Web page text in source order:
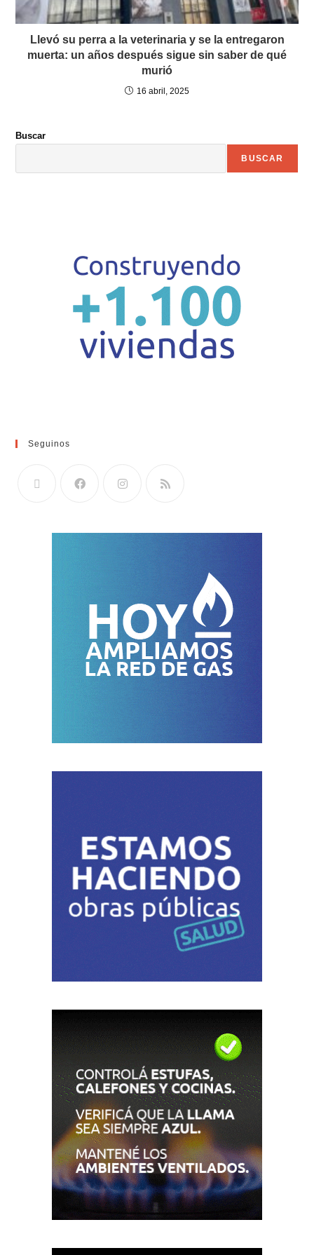
Llevó su perra a la veterinaria y se la entregaron
muerta: un años después sigue sin saber de qué
murió
16 abril, 2025
Buscar
BUSCAR
Seguinos